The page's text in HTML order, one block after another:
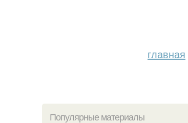
главная
Популярные материалы